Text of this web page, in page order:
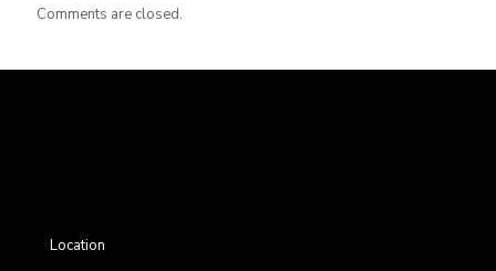
Comments are closed.
Location